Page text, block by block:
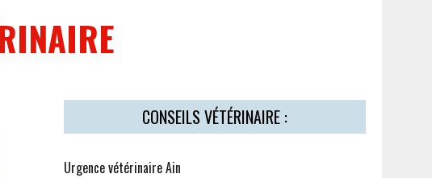
CONSEILS VÉTÉRINAIRE :
Urgence vétérinaire Ain